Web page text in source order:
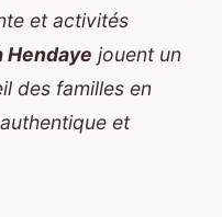
et activités
Hendaye jouent un
des familles en
et